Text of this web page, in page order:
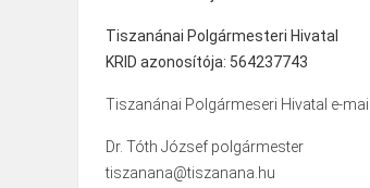
Tiszanánai Polgármesteri Hivatal
KRID azonosítója: 564237743
Tiszanánai Polgármeseri Hivatal e-
Dr. Tóth József polgármester
tiszanana@tiszanana.hu